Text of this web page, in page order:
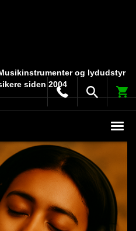
og lydudstyr
siden 2004